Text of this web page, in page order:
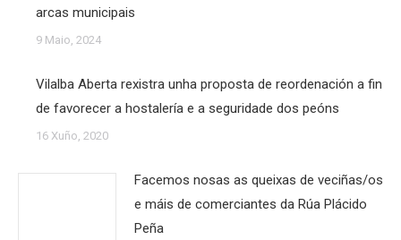
arcas municipais
9 Maio, 2024
Vilalba Aberta rexistra unha proposta de reordenación a fin
de favorecer a hostalería e a seguridade dos peóns
16 Xuño, 2020
Facemos nosas as queixas de veciñas/os
e máis de comerciantes da Rúa Plácido
Peña